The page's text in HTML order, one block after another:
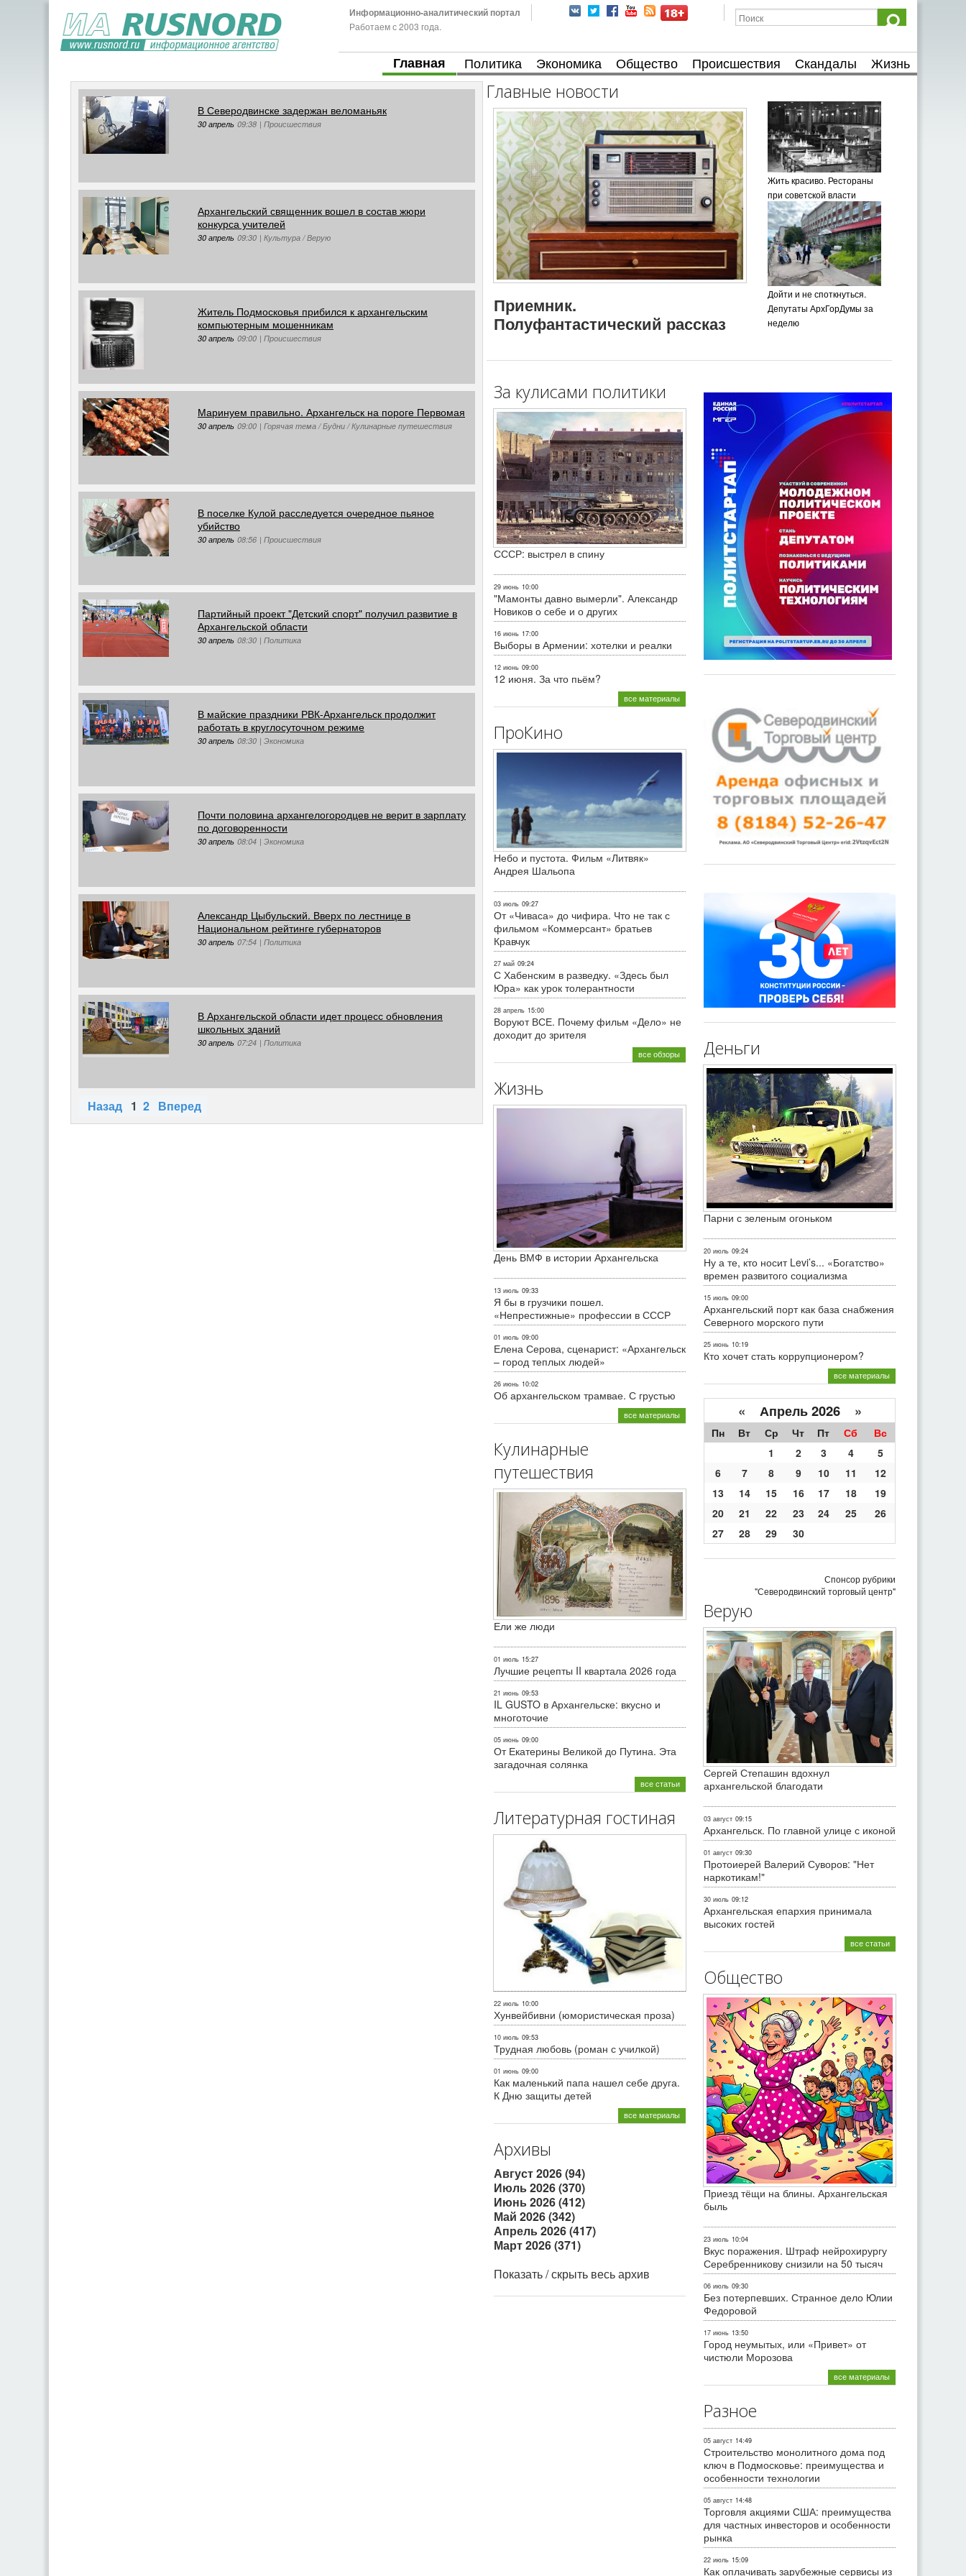
Информационно-аналитический портал
Работаем с 2003 года.
Главная Политика Экономика Общество Происшествия Скандалы Жизнь
В Северодвинске задержан веломаньяк
30 апрель 09:38 | Происшествия
Архангельский священник вошел в состав жюри
конкурса учителей
30 апрель 09:30 | Культура / Верую
Житель Подмосковья прибился к архангельским
компьютерным мошенникам
30 апрель 09:00 | Происшествия
Маринуем правильно. Архангельск на пороге Первомая
30 апрель 09:00 | Горячая тема / Будни / Кулинарные путешествия
В поселке Кулой расследуется очередное пьяное
убийство
30 апрель 08:56 | Происшествия
Партийный проект "Детский спорт" получил развитие в
Архангельской области
30 апрель 08:30 | Политика
В майские праздники РВК-Архангельск продолжит
работать в круглосуточном режиме
30 апрель 08:30 | Экономика
Почти половина архангелогородцев не верит в зарплату
по договоренности
30 апрель 08:04 | Экономика
Александр Цыбульский. Вверх по лестнице в
Национальном рейтинге губернаторов
30 апрель 07:54 | Политика
В Архангельской области идет процесс обновления
школьных зданий
30 апрель 07:24 | Политика
Назад 1 2 Вперед
Главные новости
Приемник.
Полуфантастический рассказ
Жить красиво. Рестораны
при советской власти
Дойти и не споткнуться.
Депутаты АрхГорДумы за
неделю
За кулисами политики
СССР: выстрел в спину
29 июнь 10:00
"Мамонты давно вымерли". Александр
Новиков о себе и о других
16 июнь 17:00
Выборы в Армении: хотелки и реалки
12 июнь 09:00
12 июня. За что пьём?
все материалы
ПроКино
Небо и пустота. Фильм «Литвяк»
Андрея Шальопа
03 июль 09:27
От «Чиваса» до чифира. Что не так с
фильмом «Коммерсант» братьев
Кравчук
27 май 09:24
С Хабенским в разведку. «Здесь был
Юра» как урок толерантности
28 апрель 15:00
Воруют ВСЕ. Почему фильм «Дело» не
доходит до зрителя
все обзоры
Жизнь
День ВМФ в истории Архангельска
13 июль 09:33
Я бы в грузчики пошел.
«Непрестижные» профессии в СССР
01 июль 09:00
Елена Серова, сценарист: «Архангельск
– город теплых людей»
26 июнь 10:02
Об архангельском трамвае. С грустью
все материалы
Кулинарные
путешествия
Ели же люди
01 июль 15:27
Лучшие рецепты II квартала 2026 года
21 июнь 09:53
IL GUSTO в Архангельске: вкусно и
многоточие
05 июнь 09:00
От Екатерины Великой до Путина. Эта
загадочная солянка
все статьи
Литературная гостиная
22 июль 10:00
Хунвейбивни (юмористическая проза)
10 июль 09:53
Трудная любовь (роман с училкой)
01 июнь 09:00
Как маленький папа нашел себе друга.
К Дню защиты детей
все материалы
Архивы
Август 2026 (94)
Июль 2026 (370)
Июнь 2026 (412)
Май 2026 (342)
Апрель 2026 (417)
Март 2026 (371)
Показать / скрыть весь архив
Деньги
Парни с зеленым огоньком
20 июль 09:24
Ну а те, кто носит Levi’s... «Богатство»
времен развитого социализма
15 июль 09:00
Архангельский порт как база снабжения
Северного морского пути
25 июнь 10:19
Кто хочет стать коррупционером?
все материалы
« Апрель 2026 »
Пн Вт Ср Чт Пт Сб
Вс
1
2 3 4
5
6
7 8 9 10 11
12
13
14 15 16 17 18
19
20
21 22 23 24 25
26
27
28 29 30
Спонсор рубрики
"Северодвинский торговый центр"
Верую
Сергей Степашин вдохнул
архангельской благодати
03 август 09:15
Архангельск. По главной улице с иконой
01 август 09:30
Протоиерей Валерий Суворов: "Нет
наркотикам!"
30 июль 09:12
Архангельская епархия принимала
высоких гостей
все статьи
Общество
Приезд тёщи на блины. Архангельская
быль
23 июль 10:04
Вкус поражения. Штраф нейрохирургу
Серебренникову снизили на 50 тысяч
06 июль 09:30
Без потерпевших. Странное дело Юлии
Федоровой
17 июнь 13:50
Город неумытых, или «Привет» от
чистюли Морозова
все материалы
Разное
05 август 14:49
Строительство монолитного дома под
ключ в Подмосковье: преимущества и
особенности технологии
05 август 14:48
Торговля акциями США: преимущества
для частных инвесторов и особенности
рынка
22 июль 15:09
Как оплачивать зарубежные сервисы из